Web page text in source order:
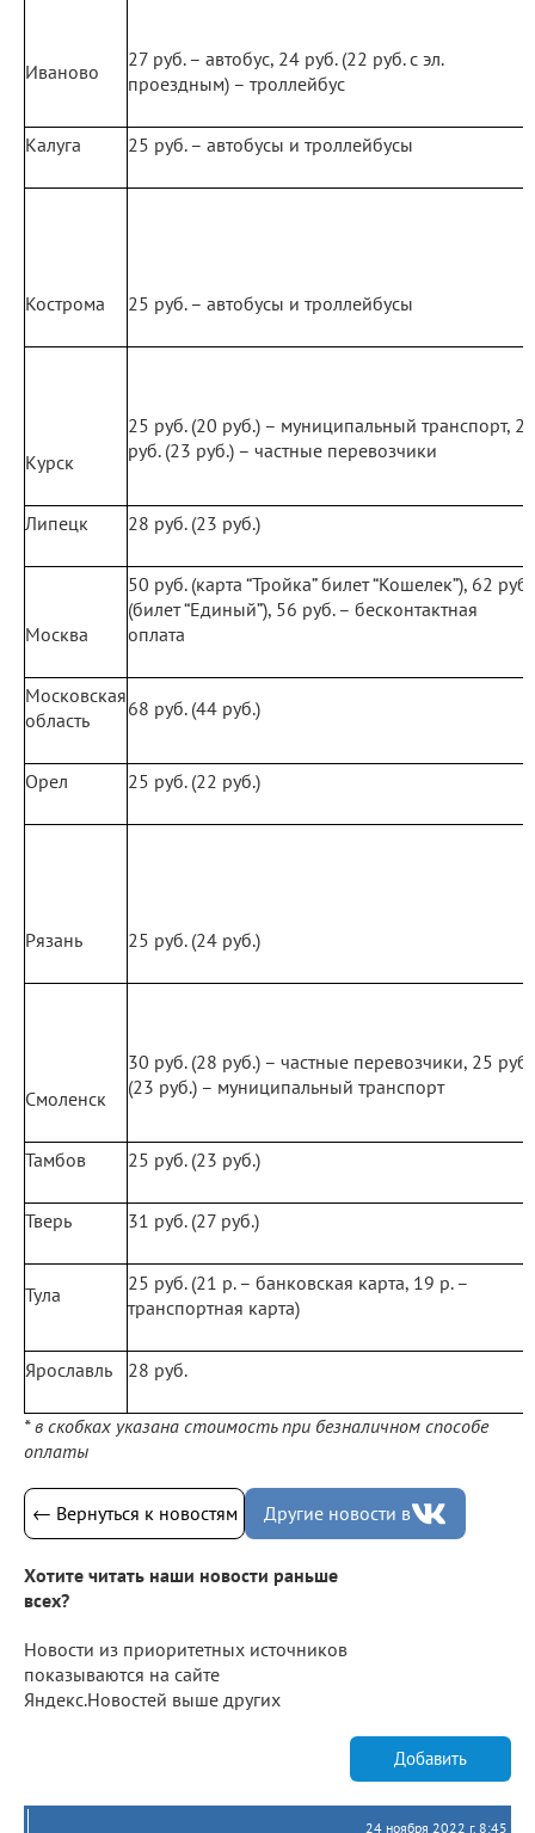
Иваново
27 руб. – автобус, 24 руб. (22 руб. с эл.
проездным) – троллейбус
Калуга 25 руб. – автобусы и троллейбусы
Кострома 25 руб. – автобусы и троллейбусы
Курск
25 руб. (20 руб.) – муниципальный транспорт, 25
руб. (23 руб.) – частные перевозчики
Липецк 28 руб. (23 руб.)
Москва
50 руб. (карта “Тройка” билет “Кошелек”), 62 руб.
(билет “Единый”), 56 руб. – бесконтактная
оплата
Московская
область
68 руб. (44 руб.)
Орел 25 руб. (22 руб.)
Рязань 25 руб. (24 руб.)
Смоленск
30 руб. (28 руб.) – частные перевозчики, 25 руб.
(23 руб.) – муниципальный транспорт
Тамбов 25 руб. (23 руб.)
Тверь 31 руб. (27 руб.)
Тула
25 руб. (21 р. – банковская карта, 19 р. –
транспортная карта)
Ярославль 28 руб.
* в скобках указана стоимость при безналичном способе
оплаты
← Вернуться к новостям Другие новости в
Хотите читать наши новости раньше
всех?
Новости из приоритетных источников
показываются на сайте
Яндекс.Новостей выше других
Добавить
24 ноября 2022 г. 8:45